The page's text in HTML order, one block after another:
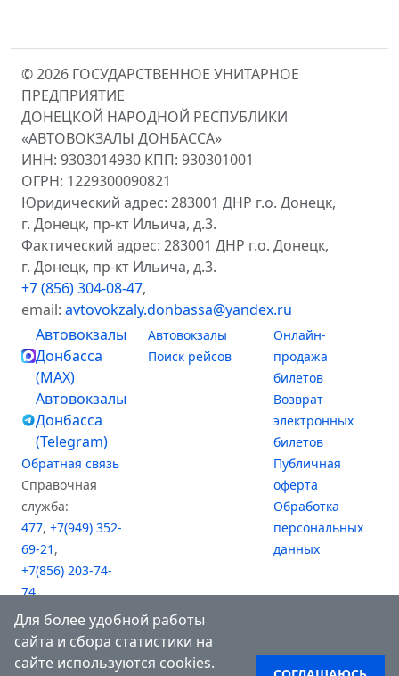
© 2026 ГОСУДАРСТВЕННОЕ УНИТАРНОЕ
ПРЕДПРИЯТИЕ
ДОНЕЦКОЙ НАРОДНОЙ РЕСПУБЛИКИ
«АВТОВОКЗАЛЫ ДОНБАССА»
ИНН: 9303014930 КПП: 930301001
ОГРН: 1229300090821
Юридический адрес: 283001 ДНР г.о. Донецк,
г. Донецк, пр-кт Ильича, д.3.
Фактический адрес: 283001 ДНР г.о. Донецк,
г. Донецк, пр-кт Ильича, д.3.
+7 (856) 304-08-47,
email: avtovokzaly.donbassa@yandex.ru
Автовокзалы
Донбасса
(MAX)
Автовокзалы
Донбасса
(Telegram)
Обратная связь
Справочная
служба:
477, +7(949) 352-
69-21 ,
+7(856) 203-74-
74,
+7(949) 476-61-81
(АВ "Южный")
Автовокзалы
Поиск рейсов
Онлайн-
продажа
билетов
Возврат
электронных
билетов
Публичная
оферта
Обработка
персональных
данных
Для более удобной работы
сайта и сбора статистики на
сайте используются cookies.